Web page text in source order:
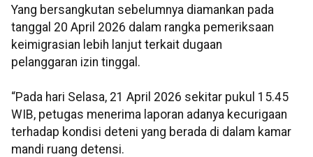
Yang bersangkutan sebelumnya diamankan pada
tanggal 20 April 2026 dalam rangka pemeriksaan
keimigrasian lebih lanjut terkait dugaan
pelanggaran izin tinggal.
“Pada hari Selasa, 21 April 2026 sekitar pukul 15.45
WIB, petugas menerima laporan adanya kecurigaan
terhadap kondisi deteni yang berada di dalam kamar
mandi ruang detensi.